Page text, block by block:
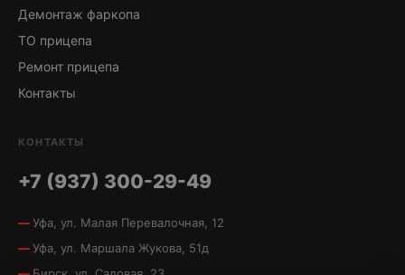
Демонтаж фаркопа
ТО прицепа
Ремонт прицепа
Контакты
КОНТАКТЫ
+7 (937) 300-29-49
Уфа, ул. Малая Перевалочная, 12
Уфа, ул. Маршала Жукова, 51д